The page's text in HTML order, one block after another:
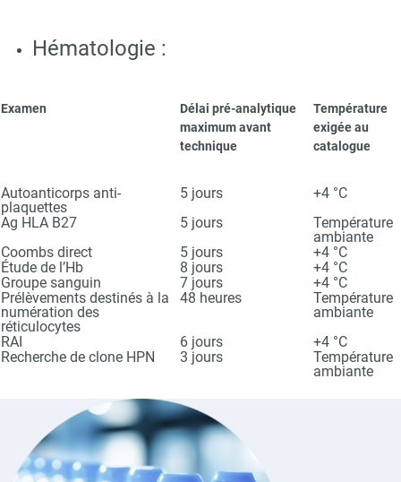
Hématologie :
Examen
Délai pré-analytique
maximum avant
technique
Température
exigée au
catalogue
Autoanticorps anti-
plaquettes
5 jours
+4 °C
Ag HLA B27
5 jours
Température
ambiante
Coombs direct
5 jours
+4 °C
Étude de l’Hb
8 jours
+4 °C
Groupe sanguin
7 jours
+4 °C
Prélèvements destinés à la
numération des
réticulocytes
48 heures
Température
ambiante
RAI
6 jours
+4 °C
Recherche de clone HPN
3 jours
Température
ambiante